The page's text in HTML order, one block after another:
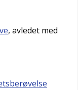
, avledet med